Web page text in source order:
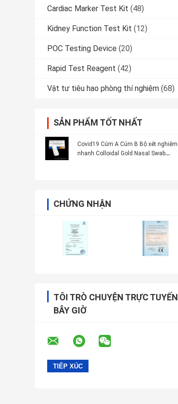
Cardiac Marker Test Kit (48)
Kidney Function Test Kit (12)
POC Testing Device (20)
Rapid Test Reagent (42)
Vật tư tiêu hao phòng thí nghiệm (68)
SẢN PHẨM TỐT NHẤT
Covid19 Cúm A Cúm B Bộ xét nghiệm
nhanh Colloidal Gold Nasal Swab
CHỨNG NHẬN
TÔI TRÒ CHUYỆN TRỰC TUYẾN
BÂY GIỜ